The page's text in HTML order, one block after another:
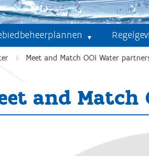
Meet and Match OOI Water
and